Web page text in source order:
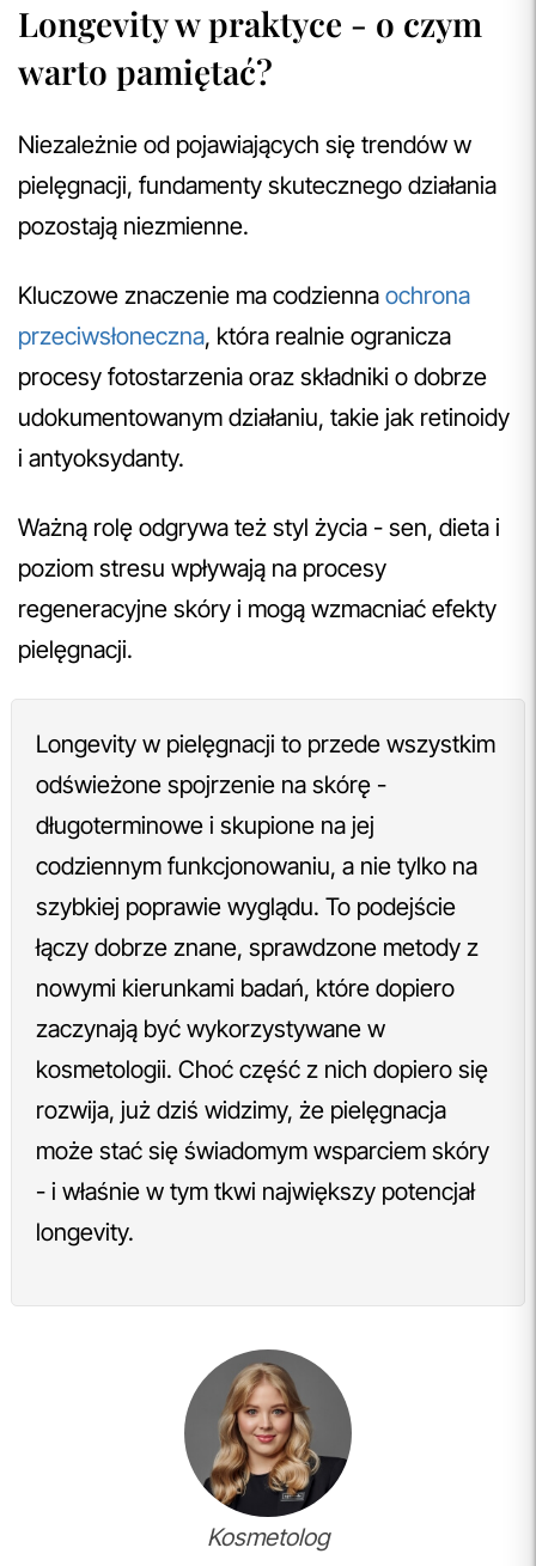
Longevity w praktyce - o czym
warto pamiętać?
Niezależnie od pojawiających się trendów w
pielęgnacji, fundamenty skutecznego działania
pozostają niezmienne.
Kluczowe znaczenie ma codzienna ochrona
przeciwsłoneczna, która realnie ogranicza
procesy fotostarzenia oraz składniki o dobrze
udokumentowanym działaniu, takie jak retinoidy
i antyoksydanty.
Ważną rolę odgrywa też styl życia - sen, dieta i
poziom stresu wpływają na procesy
regeneracyjne skóry i mogą wzmacniać efekty
pielęgnacji.
Longevity w pielęgnacji to przede wszystkim
odświeżone spojrzenie na skórę -
długoterminowe i skupione na jej
codziennym funkcjonowaniu, a nie tylko na
szybkiej poprawie wyglądu. To podejście
łączy dobrze znane, sprawdzone metody z
nowymi kierunkami badań, które dopiero
zaczynają być wykorzystywane w
kosmetologii. Choć część z nich dopiero się
rozwija, już dziś widzimy, że pielęgnacja
może stać się świadomym wsparciem skóry
- i właśnie w tym tkwi największy potencjał
longevity.
Kosmetolog